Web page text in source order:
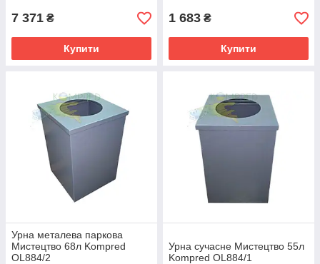
7 371 ₴
Купити
1 683 ₴
Купити
Урна металева паркова
Мистецтво 68л Kompred
OL884/2
Урна сучасне Мистецтво 55л
Kompred OL884/1